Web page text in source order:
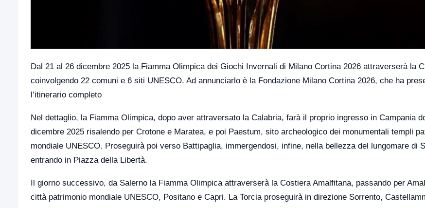
Dal 21 al 26 dicembre 2025 la Fiamma Olimpica dei Giochi Invernali di Milano Cortina 2026 attraverserà la
coinvolgendo 22 comuni e 6 siti UNESCO. Ad annunciarlo è la Fondazione Milano Cortina 2026, che ha
l’itinerario completo
Nel dettaglio, la Fiamma Olimpica, dopo aver attraversato la Calabria, farà il proprio ingresso in Campania
dicembre 2025 risalendo per Crotone e Maratea, e poi Paestum, sito archeologico dei monumentali templi
mondiale UNESCO. Proseguirà poi verso Battipaglia, immergendosi, infine, nella bellezza del lungomare di
entrando in Piazza della Libertà.
Il giorno successivo, da Salerno la Fiamma Olimpica attraverserà la Costiera Amalfitana, passando per
città patrimonio mondiale UNESCO, Positano e Capri. La Torcia proseguirà in direzione Sorrento,